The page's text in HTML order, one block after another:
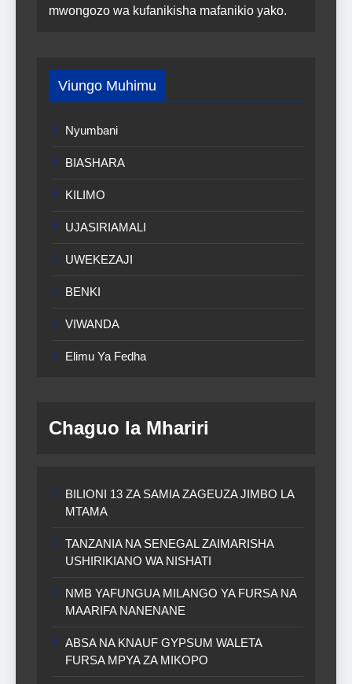
mwongozo wa kufanikisha mafanikio yako.
Viungo Muhimu
Nyumbani
BIASHARA
KILIMO
UJASIRIAMALI
UWEKEZAJI
BENKI
VIWANDA
Elimu Ya Fedha
Chaguo la Mhariri
BILIONI 13 ZA SAMIA ZAGEUZA JIMBO LA
MTAMA
TANZANIA NA SENEGAL ZAIMARISHA
USHIRIKIANO WA NISHATI
NMB YAFUNGUA MILANGO YA FURSA NA
MAARIFA NANENANE
ABSA NA KNAUF GYPSUM WALETA
FURSA MPYA ZA MIKOPO